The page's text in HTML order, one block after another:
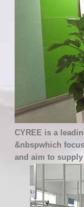
CYREE is a
&nbspwhich
and aim to